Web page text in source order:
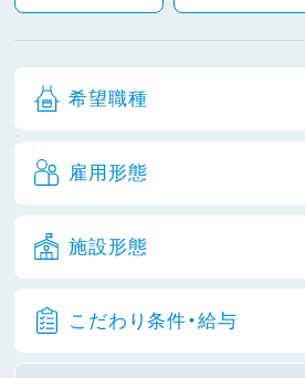
希望職種
雇用形態
施設形態
こだわり条件・給与